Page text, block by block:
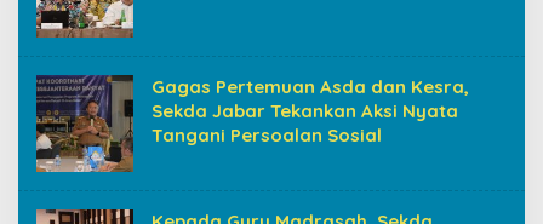
Gagas Pertemuan Asda dan Kesra,
Sekda Jabar Tekankan Aksi Nyata
Tangani Persoalan Sosial